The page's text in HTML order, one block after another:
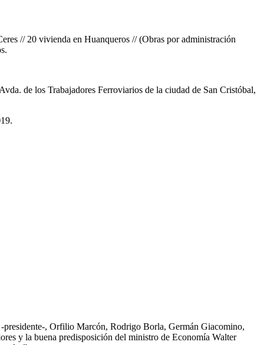
// 20 vivienda en Huanqueros // (Obras por administración
de los Trabajadores Ferroviarios de la ciudad de San Cristóbal,
, Orfilio Marcón, Rodrigo Borla, Germán Giacomino,
y la buena predisposición del ministro de Economía Walter